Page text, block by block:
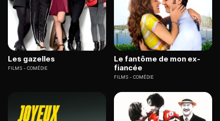
Les gazelles
FILMS COMÉDIE
Le fantôme de mon ex-
fiancée
FILMS COMÉDIE